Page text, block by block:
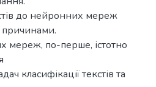
до нейронних мереж
причинами.
мереж, по-перше, істотно
класифікації текстів та